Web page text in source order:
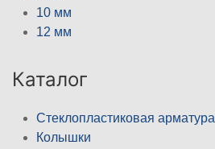
10 мм
12 мм
Каталог
Стеклопластиковая арматура
Колышки